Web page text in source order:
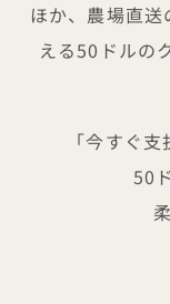
ほか、農場直
える50ドルの
「今すぐ
50